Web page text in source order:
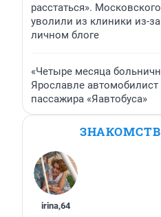
расстаться».
уволили из клиники из-
личном блоге
«Четыре месяца
Ярославле автомобилист
пассажира «Яавтобуса»
irina,64